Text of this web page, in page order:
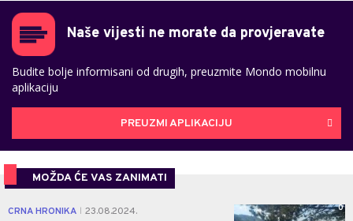
Naše vijesti ne morate da provjeravate
Budite bolje informisani od drugih, preuzmite Mondo mobilnu
aplikaciju
PREUZMI APLIKACIJU
MOŽDA ĆE VAS ZANIMATI
CRNA HRONIKA 23.08.2024. 0